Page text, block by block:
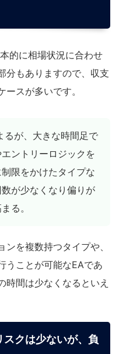
的に相場状況に合わせ
分もありますので、収支
スが多いです。
るが、大きな時間足で
ントリーロジックを
限をかけたタイプな
が少なくなり偏りが
る。
を複数持つタイプや、
うことが可能なEAであ
時間は少なくなるといえ
クは少ないが、負